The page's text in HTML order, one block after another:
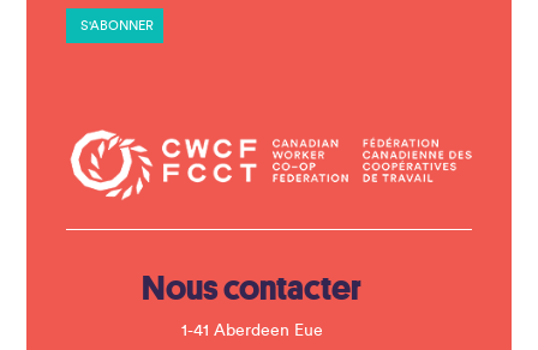
a
c
s
Nous contacter
1-41 Aberdeen Eue